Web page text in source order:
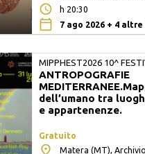
h 20:30
7 ago 2026 + 4
MIPPHEST2026 10^
INTERNAZIONALE DI
ARTI VISIVE
ANTROPOGRAFIE
dell’umano tra
e appartenenze.
Gratuito
Matera (MT),